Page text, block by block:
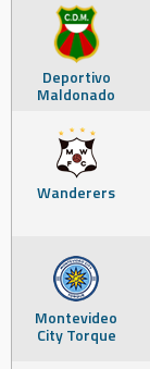
Deportivo
Maldonado
Wanderers
Montevideo
City Torque